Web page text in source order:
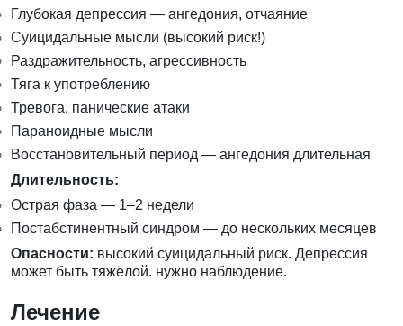
Глубокая депрессия — ангедония, отчаяние
Суицидальные мысли (высокий риск!)
Раздражительность, агрессивность
Тяга к употреблению
Тревога, панические атаки
Параноидные мысли
Восстановительный период — ангедония длительная
Длительность:
Острая фаза — 1–2 недели
Постабстинентный синдром — до нескольких месяцев
Опасности: высокий суицидальный риск. Депрессия
может быть тяжёлой. нужно наблюдение.
Лечение